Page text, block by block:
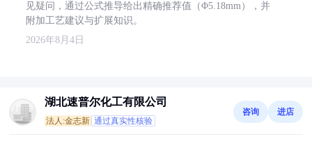
见疑问，通过公式推导给出精确推荐值（Φ5.18mm），并
附加工艺建议与扩展知识。
2026年8月4日
湖北速普尔化工有限公司
法人:金志新 通过真实性核验
咨询 进店